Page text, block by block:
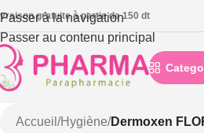
Passer à la navigation
Passer au contenu principal
gratuite à partie de 150 dt
Accueil /Hygiène/Dermoxen